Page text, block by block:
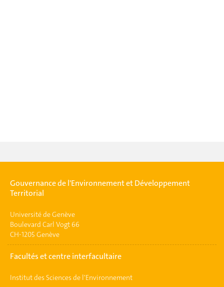
Gouvernance de l'Environnement et Développement
Territorial
Université de Genève
Boulevard Carl Vogt 66
CH-1205 Genève
Facultés et centre interfacultaire
Institut des Sciences de l'Environnement